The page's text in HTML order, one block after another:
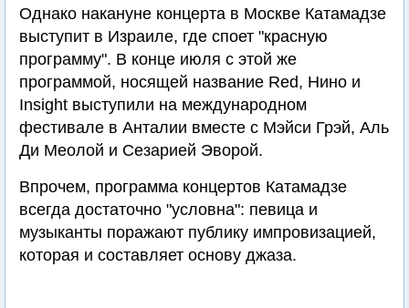
Однако накануне концерта в Москве Катамадзе
выступит в Израиле, где споет "красную
программу". В конце июля с этой же
программой, носящей название Red, Нино и
Insight выступили на международном
фестивале в Анталии вместе с Мэйси Грэй, Аль
Ди Меолой и Сезарией Эворой.
Впрочем, программа концертов Катамадзе
всегда достаточно "условна": певица и
музыканты поражают публику импровизацией,
которая и составляет основу джаза.